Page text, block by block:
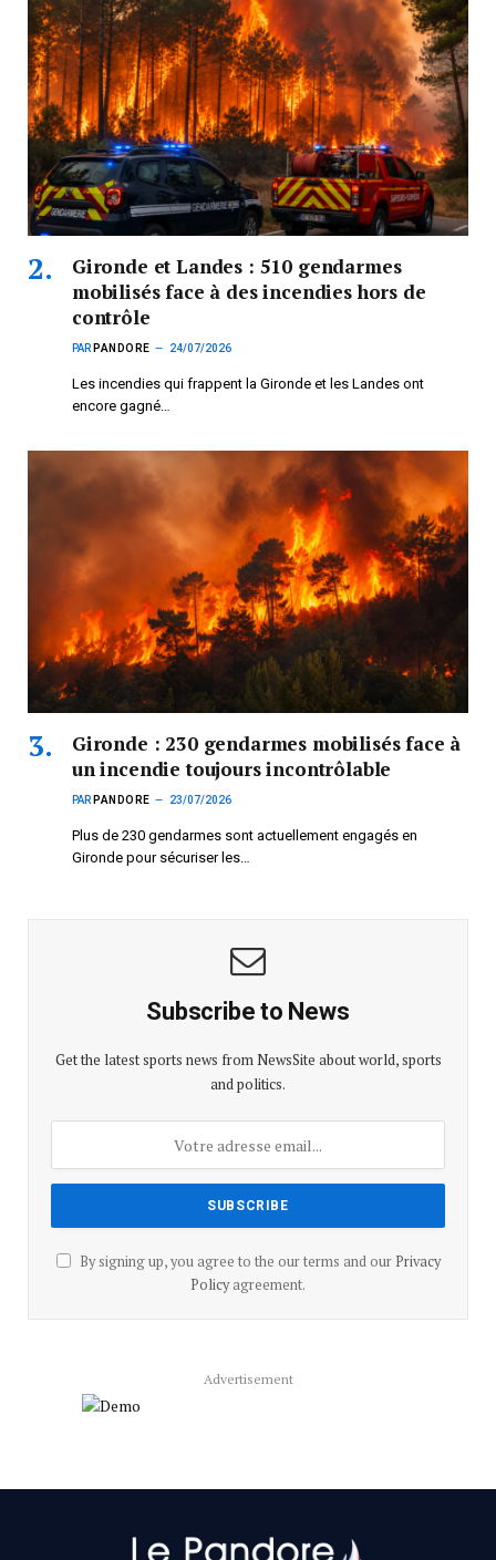
Gironde et Landes : 510 gendarmes
mobilisés face à des incendies hors de
contrôle
PAR PANDORE 24/07/2026
Les incendies qui frappent la Gironde et les Landes ont
encore gagné…
Gironde : 230 gendarmes mobilisés face à
un incendie toujours incontrôlable
PAR PANDORE 23/07/2026
Plus de 230 gendarmes sont actuellement engagés en
Gironde pour sécuriser les…
Subscribe to News
Get the latest sports news from NewsSite about world, sports
and politics.
By signing up, you agree to the our terms and our Privacy
Policyagreement.
Advertisement